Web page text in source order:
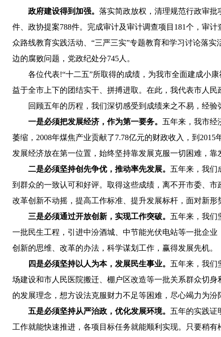
政府建设得到加强。 落实简政放权，清理规范行政审批
件、政协提案788件。完成审计及审计调查项目181个，审
众路线教育实践活动、“三严三实”专题教育和学习讨论落
边的腐败问题，党政纪处分745人。
各位代表!“十二五”所取得的成绩，为我市全面建成小
益于全市上下的团结实干、拼搏进取。在此，我代表市人
回顾五年的历程，我们深切感受到成绩来之不易，经
一是必须把发展经济，作为第一要务。 五年来，我市经
萎缩，2008年煤焦产业贡献了7.78亿元的财政收入，到
发展经济放在第一位置，始终坚持靠发展克服一切困难，靠
二是必须坚持创先争优，推动率先发展。 五年来，我们
到群众的一致认可和好评。取得这些成绩，离不开市委、
改革创新不动摇，提高工作标准、提升发展标杆，面对新
三是必须通过开放创新，实现工作突破。 五年来，我们
一批民生工程，引进中汾酒城、中节能光伏电站等一批企
创新的思维、改革的办法，科学谋划工作，赢得发展先机。
四是必须坚持以人为本，发展民生事业。 五年来，我们
场建设和市人民医院搬迁、棚户区改造等一批关系群众切
的发展理念，想方设法克服财力不足等困难，尽心竭力为
五是必须坚持从严治政，优化发展环境。 五年的实践证
工作就能快速推进，各项目标任务就能顺利实现。只要稍